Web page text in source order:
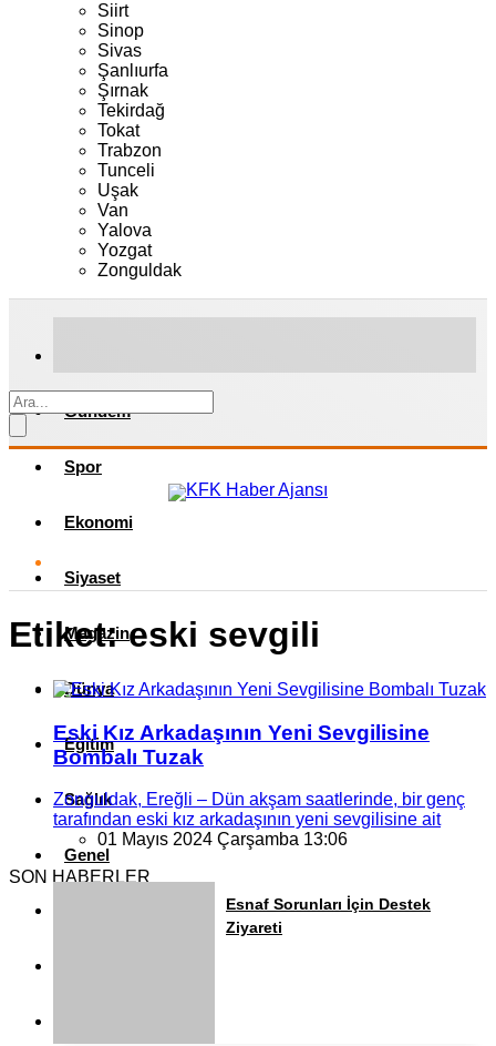
Siirt
Sinop
Sivas
Şanlıurfa
Şırnak
Tekirdağ
Tokat
Trabzon
Tunceli
Uşak
Van
Yalova
Yozgat
Zonguldak
Gündem
Spor
Ekonomi
Siyaset
Magazin
Dünya
Eğitim
Sağlık
Genel
Etiket:eski sevgili
Eski Kız Arkadaşının Yeni Sevgilisine
Bombalı Tuzak
Zonguldak, Ereğli – Dün akşam saatlerinde, bir genç
tarafından eski kız arkadaşının yeni sevgilisine ait
01 Mayıs 2024 Çarşamba 13:06
SON HABERLER
Esnaf Sorunları İçin Destek
Ziyareti